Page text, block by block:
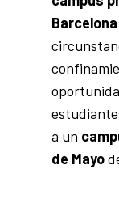
Barcelona
a un
de Mayo